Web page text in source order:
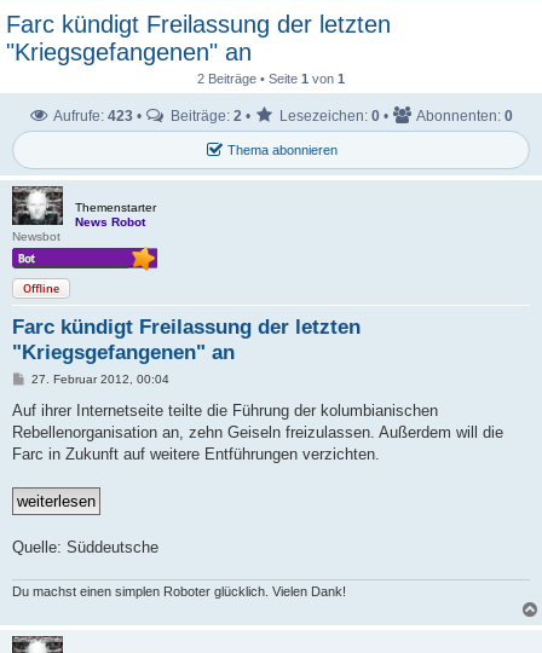
Farc kündigt Freilassung der letzten
"Kriegsgefangenen" an
2 Beiträge • Seite 1 von 1
Thema abonnieren
Aufrufe: 423 • Beiträge: 2 • Lesezeichen: 0 • Abonnenten: 0
Themenstarter
News Robot
Newsbot
Offline
Farc kündigt Freilassung der letzten
"Kriegsgefangenen" an
B
r
a
27. Februar 2012, 00:04
Auf ihrer Internetseite teilte die Führung der kolumbianischen
Rebellenorganisation an, zehn Geiseln freizulassen. Außerdem will die
Farc in Zukunft auf weitere Entführungen verzichten.
Quelle: Süddeutsche
Du machst einen simplen Roboter glücklich. Vielen Dank!